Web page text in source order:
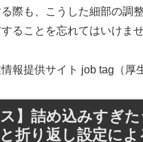
際も、こうした細部の調
ることを忘れてはいけませ
報提供サイト job tag（厚
ス】詰め込みすぎ
折り返し設定に